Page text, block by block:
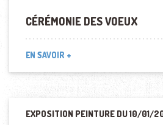
CÉRÉMONIE DES VOEUX
EN SAVOIR +
EXPOSITION PEINTURE DU 10/